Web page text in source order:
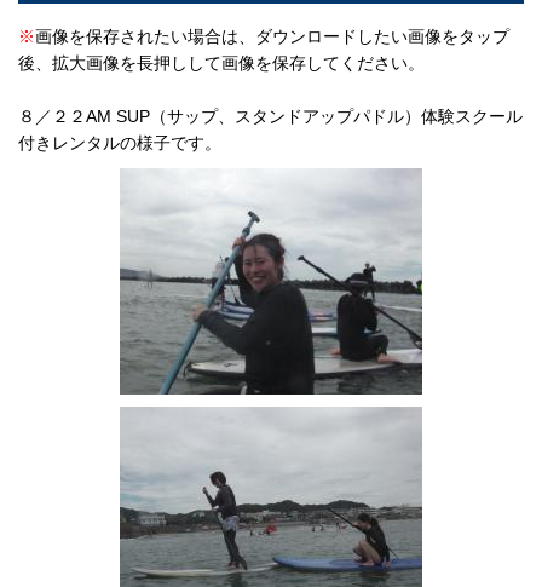
※画像を保存されたい場合は、ダウンロードしたい画像をタップ
後、拡大画像を長押しして画像を保存してください。
８／２２AM SUP（サップ、スタンドアップパドル）体験スクール
付きレンタルの様子です。